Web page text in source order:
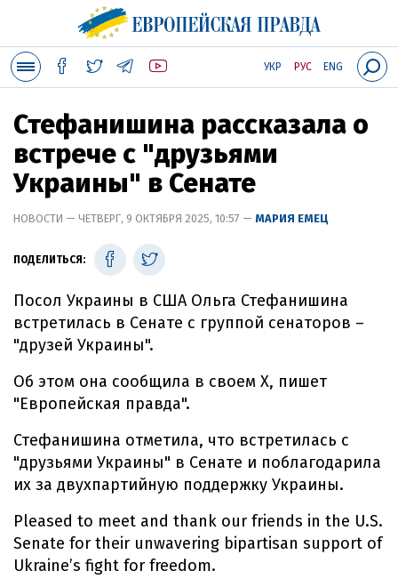
УКР РУС ENG
Стефанишина рассказала о
встрече с "друзьями
Украины" в Сенате
НОВОСТИ — ЧЕТВЕРГ, 9 ОКТЯБРЯ 2025, 10:57 — МАРИЯ ЕМЕЦ
ПОДЕЛИТЬСЯ:
Посол Украины в США Ольга Стефанишина
встретилась в Сенате с группой сенаторов –
"друзей Украины".
Об этом она сообщила в своем X, пишет
"Европейская правда".
Стефанишина отметила, что встретилась с
"друзьями Украины" в Сенате и поблагодарила
их за двухпартийную поддержку Украины.
Pleased to meet and thank our friends in the U.S.
Senate for their unwavering bipartisan support of
Ukraine’s fight for freedom.